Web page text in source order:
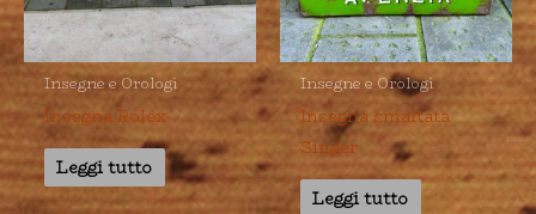
Insegne e Orologi
Insegna Rolex
Leggi tutto
Insegne e Orologi
Insegna smaltata
Singer
Leggi tutto